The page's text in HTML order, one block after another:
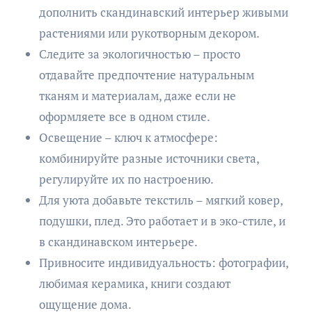
дополнить скандинавский интерьер живыми
растениями или рукотворным декором.
Следите за экологичностью – просто
отдавайте предпочтение натуральным
тканям и материалам, даже если не
оформляете все в одном стиле.
Освещение – ключ к атмосфере:
комбинируйте разные источники света,
регулируйте их по настроению.
Для уюта добавьте текстиль – мягкий ковер,
подушки, плед. Это работает и в эко-стиле, и
в скандинавском интерьере.
Привносите индивидуальность: фотографии,
любимая керамика, книги создают
ощущение дома.